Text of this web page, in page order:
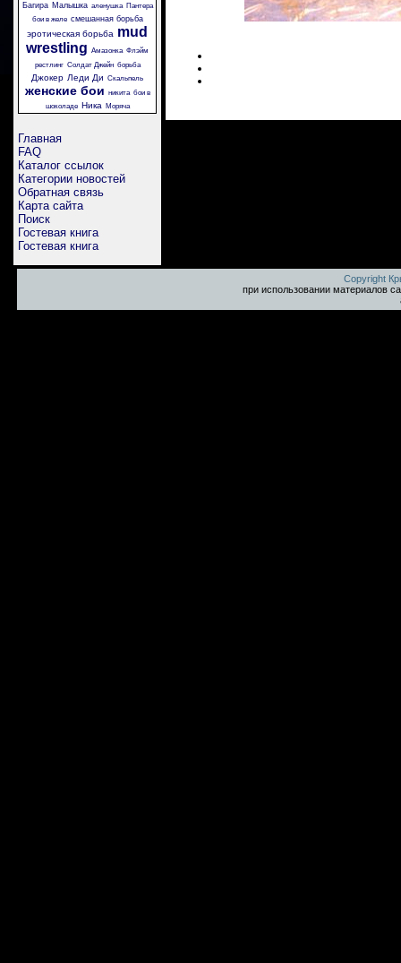
Багира Малышка аленушка
Пантера
бои в желе смешанная борьба
эротическая борьба mud
wrestling Амазонка Флэйм
рестлинг Солдат Джейн борьба
Джокер Леди Ди Скальпель
женские бои никита бои в
шоколаде Ника Моряча
Главная
FAQ
Каталог ссылок
Категории новостей
Обратная связь
Карта сайта
Поиск
Гостевая книга
Гостевая книга
Copyright
при использовании материалов